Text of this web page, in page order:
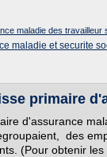
maladie des travailleur
maladie et securite
primaire
d'assurance
des
(Pour obtenir les